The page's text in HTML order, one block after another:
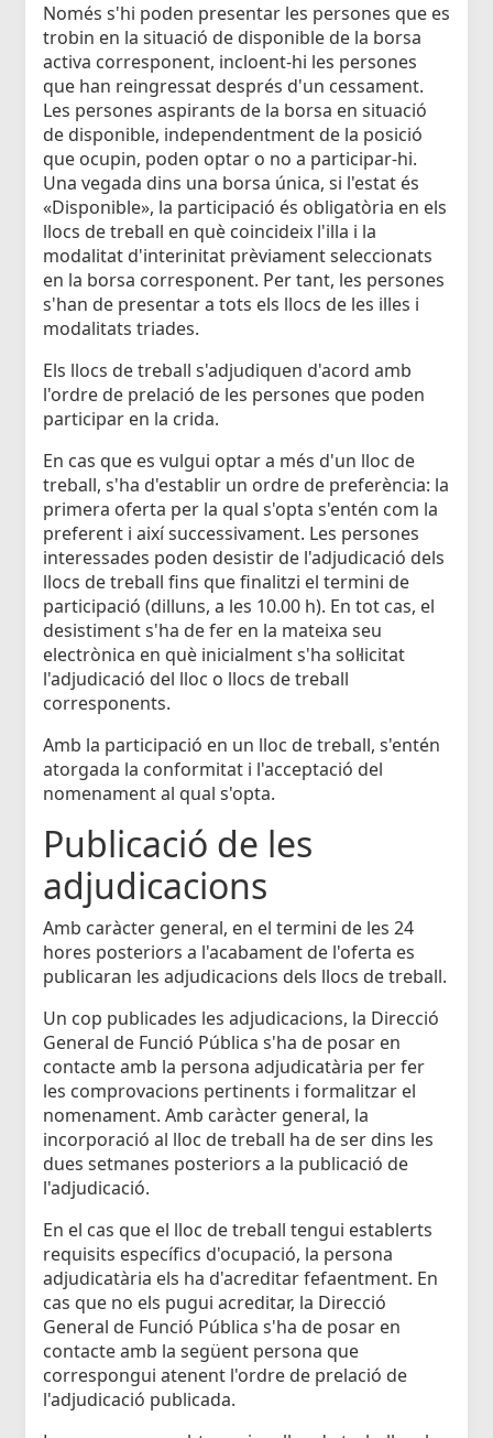
Només s'hi poden presentar les persones que es
trobin en la situació de disponible de la borsa
activa corresponent, incloent-hi les persones
que han reingressat després d'un cessament.
Les persones aspirants de la borsa en situació
de disponible, independentment de la posició
que ocupin, poden optar o no a participar-hi.
Una vegada dins una borsa única, si l'estat és
«Disponible», la participació és obligatòria en els
llocs de treball en què coincideix l'illa i la
modalitat d'interinitat prèviament seleccionats
en la borsa corresponent. Per tant, les persones
s'han de presentar a tots els llocs de les illes i
modalitats triades.
Els llocs de treball s'adjudiquen d'acord amb
l'ordre de prelació de les persones que poden
participar en la crida.
En cas que es vulgui optar a més d'un lloc de
treball, s'ha d'establir un ordre de preferència: la
primera oferta per la qual s'opta s'entén com la
preferent i així successivament. Les persones
interessades poden desistir de l'adjudicació dels
llocs de treball fins que finalitzi el termini de
participació (dilluns, a les 10.00 h). En tot cas, el
desistiment s'ha de fer en la mateixa seu
electrònica en què inicialment s'ha sol·licitat
l'adjudicació del lloc o llocs de treball
corresponents.
Amb la participació en un lloc de treball, s'entén
atorgada la conformitat i l'acceptació del
nomenament al qual s'opta.
Publicació de les
adjudicacions
Amb caràcter general, en el termini de les 24
hores posteriors a l'acabament de l'oferta es
publicaran les adjudicacions dels llocs de treball.
Un cop publicades les adjudicacions, la Direcció
General de Funció Pública s'ha de posar en
contacte amb la persona adjudicatària per fer
les comprovacions pertinents i formalitzar el
nomenament. Amb caràcter general, la
incorporació al lloc de treball ha de ser dins les
dues setmanes posteriors a la publicació de
l'adjudicació.
En el cas que el lloc de treball tengui establerts
requisits específics d'ocupació, la persona
adjudicatària els ha d'acreditar fefaentment. En
cas que no els pugui acreditar, la Direcció
General de Funció Pública s'ha de posar en
contacte amb la següent persona que
correspongui atenent l'ordre de prelació de
l'adjudicació publicada.